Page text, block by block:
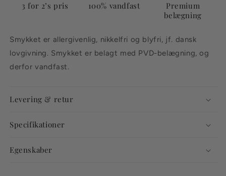
3 for 2’s pris 100% vandfast
Premium
belægning
Smykket er allergivenlig, nikkelfri og blyfri, jf. dansk
lovgivning. Smykket er belagt med PVD-belægning, og
derfor vandfast.
Levering & retur
Specifikationer
Egenskaber